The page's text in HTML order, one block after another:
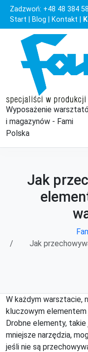
Zadzwoń: +48 48 384
Start
Blog Kontakt
Wyposażenie
i magazynów - Fami
Polska
Jak
Jak
W każdym warsztacie,
kluczowym elementem
Drobne elementy, takie
mniejsze narzędzia,
jeśli nie są